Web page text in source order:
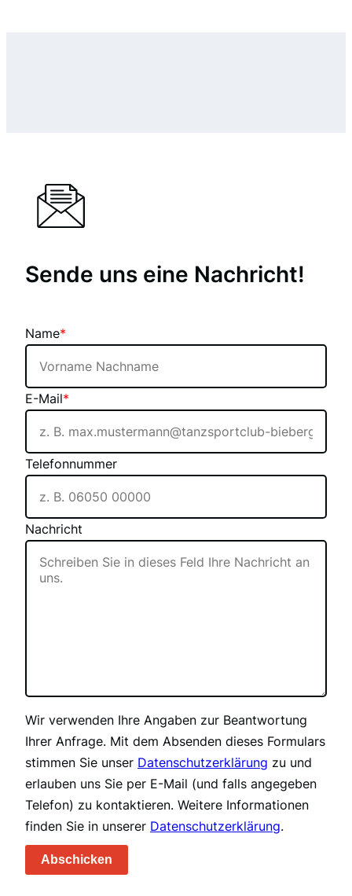
Sende uns eine Nachricht!
Name*
E-Mail*
Telefonnummer
Nachricht
Wir verwenden Ihre Angaben zur Beantwortung
Ihrer Anfrage. Mit dem Absenden dieses Formulars
stimmen Sie unser Datenschutzerklärung zu und
erlauben uns Sie per E-Mail (und falls angegeben
Telefon) zu kontaktieren. Weitere Informationen
finden Sie in unserer Datenschutzerklärung.
Abschicken